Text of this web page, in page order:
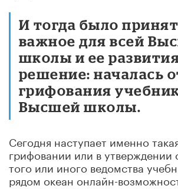
И тогда было
важное для всей
школы и ее
решение: началась
грифования
Высшей школы.
Сегодня наступает именно
грифовании или в утверждении
того или иного ведомства
рядом океан онлайн-